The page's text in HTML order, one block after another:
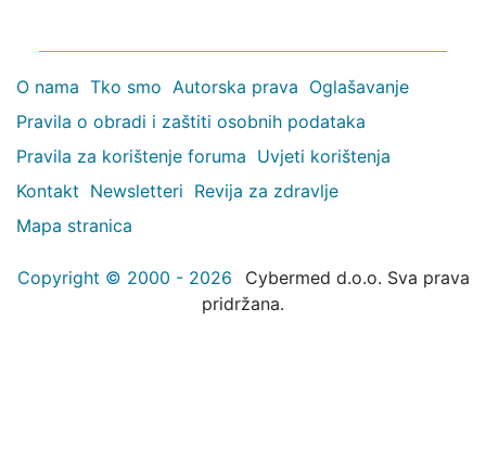
O nama Tko smo Autorska prava Oglašavanje
Pravila o obradi i zaštiti osobnih podataka
Pravila za korištenje foruma Uvjeti korištenja
Kontakt Newsletteri Revija za zdravlje
Mapa stranica
Copyright © 2000 - 2026
Cybermed d.o.o. Sva prava
pridržana.